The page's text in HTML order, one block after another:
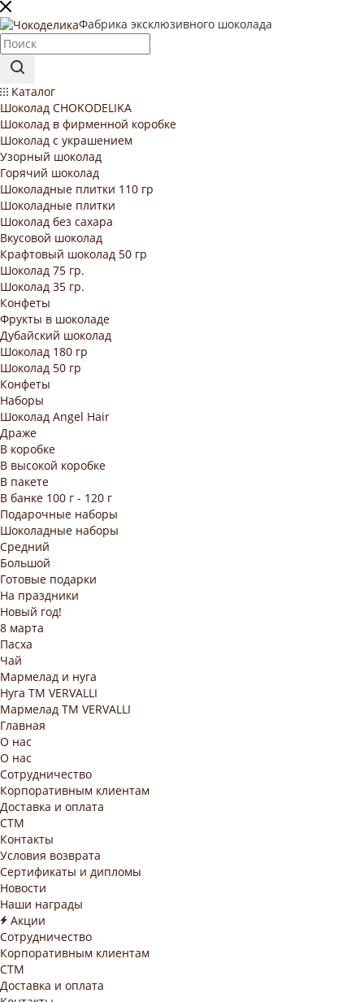
Фабрика эксклюзивного шоколада
Каталог
Шоколад CHOKODELIKA
Шоколад в фирменной коробке
Шоколад с украшением
Узорный шоколад
Горячий шоколад
Шоколадные плитки 110 гр
Шоколадные плитки
Шоколад без сахара
Вкусовой шоколад
Крафтовый шоколад 50 гр
Шоколад 75 гр.
Шоколад 35 гр.
Конфеты
Фрукты в шоколаде
Дубайский шоколад
Шоколад 180 гр
Шоколад 50 гр
Конфеты
Наборы
Шоколад Angel Hair
Драже
В коробке
В высокой коробке
В пакете
В банке 100 г - 120 г
Подарочные наборы
Шоколадные наборы
Средний
Большой
Готовые подарки
На праздники
Новый год!
8 марта
Пасха
Чай
Мармелад и нуга
Нуга ТМ VERVALLI
Мармелад ТМ VERVALLI
Главная
О нас
О нас
Сотрудничество
Корпоративным клиентам
Доставка и оплата
СТМ
Контакты
Условия возврата
Сертификаты и дипломы
Новости
Наши награды
Акции
Сотрудничество
Корпоративным клиентам
СТМ
Доставка и оплата